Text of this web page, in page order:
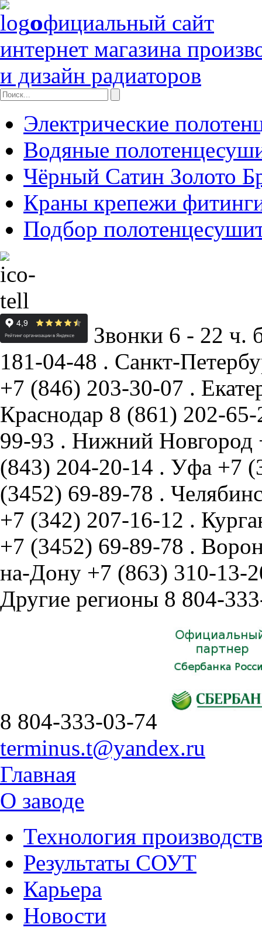
официальный сайт
интернет магазина
и дизайн радиаторов
Электрические
Водяные
Чёрный Сатин Золото
Краны крепежи
Подбор
Звонки 6 - 22 ч.
181-04-48 . Санкт-
+7 (846) 203-30-07 .
Краснодар 8 (861) 202-
99-93 . Нижний Новгород
(843) 204-20-14 . Уфа +7
(3452) 69-89-78 .
+7 (342) 207-16-12 .
+7 (3452) 69-89-78 .
на-Дону +7 (863) 310-13-
Другие регионы 8 804-
8 804-333-03-74
terminus.t@yandex.ru
Главная
О заводе
Технология
Результаты СОУТ
Карьера
Новости